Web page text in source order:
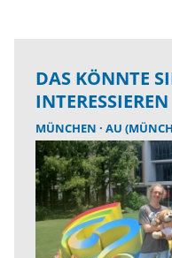
DAS KÖNNTE
INTERESSIEREN
MÜNCHEN AU